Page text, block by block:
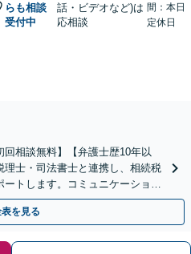
らも相談
受付中
話・ビデオなど)は
応相談
間：本日
定休日
回相談無料】【弁護士歴10年以
士・司法書士と連携し、相続税
トします。コミュニケーション
目指します。
を見る